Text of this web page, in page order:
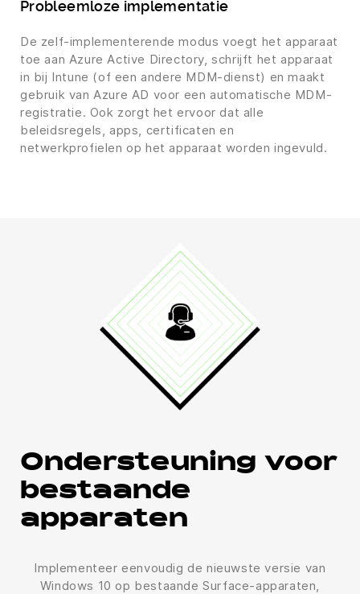
Probleemloze implementatie
De zelf-implementerende modus voegt het apparaat
toe aan Azure Active Directory, schrijft het apparaat
in bij Intune (of een andere MDM-dienst) en maakt
gebruik van Azure AD voor een automatische MDM-
registratie. Ook zorgt het ervoor dat alle
beleidsregels, apps, certificaten en
netwerkprofielen op het apparaat worden ingevuld.
Ondersteuning voor
bestaande
apparaten
Implementeer eenvoudig de nieuwste versie van
Windows 10 op bestaande Surface-apparaten,